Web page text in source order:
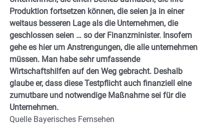
Produktion fortsetzen können, die seien ja in einer
weitaus besseren Lage als die Unternehmen, die
geschlossen seien … so der Finanzminister. Insofern
gehe es hier um Anstrengungen, die alle unternehmen
müssen. Man habe sehr umfassende
Wirtschaftshilfen auf den Weg gebracht. Deshalb
glaube er, dass diese Testpflicht auch finanziell eine
zumutbare und notwendige Maßnahme sei für die
Unternehmen.
Quelle Bayerisches Fernsehen